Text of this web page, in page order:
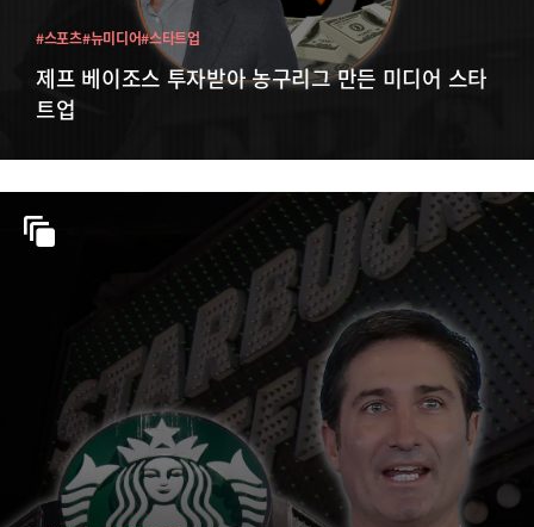
제프 베이조스 투자받아 농구리그 만든 미디어 스타
트업
#스포츠#뉴미디어#스타트업